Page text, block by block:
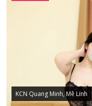
KCN Quang Minh, Mê Linh